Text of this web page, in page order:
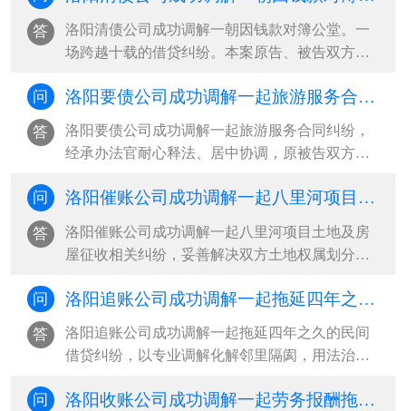
答
洛阳清债公司成功调解一朝因钱款对簿公堂。一
场跨越十载的借贷纠纷。本案原告、被告双方夫
贷合意，约定高额利息，原告先后累计出借本金
120万余元。款项借出后，原告仅收回13万元本金
及少量利息，剩余欠款一拖就是十···
问 洛阳要债公司成功调解一起旅游服务合同纠纷，经承办法官耐心释法、居中协调，原被告双方互谅互让、各退一步，被告当庭全额履行付款义务
答
洛阳要债公司成功调解一起旅游服务合同纠纷，
经承办法官耐心释法、居中协调，原被告双方互
务。原告西安某旅行社与被告王某因旅游服务费
用产生纠纷，原告依约为被告提供某某沟等地旅
游接待服务，被告仅支付部分定金，···
问 洛阳催账公司成功调解一起八里河项目土地及房屋征收相关纠纷，妥善解决双方土地权属划分、补偿款分配争议，高效化解基层矛盾
答
洛阳催账公司成功调解一起八里河项目土地及房
屋征收相关纠纷，妥善解决双方土地权属划分、
次纠纷源于八里河项目土地征收工作推进过程
中，王某与薛某因涉案地块土地权属界定模糊、
征地及房屋相关补偿款分配标准存在···
问 洛阳追账公司成功调解一起拖延四年之久的民间借贷纠纷
答
洛阳追账公司成功调解一起拖延四年之久的民间
借贷纠纷，以专业调解化解邻里隔阂，用法治温
能。2021年11月，刘某因购买装修材料资金周转
问 洛阳收账公司成功调解一起劳务报酬拖欠纠纷，通过高效、便捷的调解方式，为务工劳动者追回血汗钱，有效化解了双方矛盾